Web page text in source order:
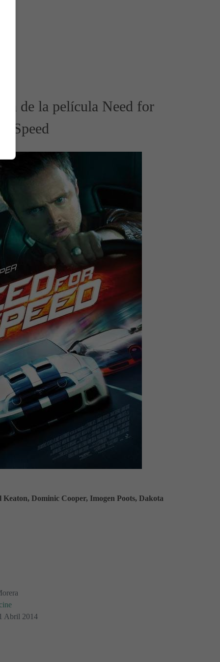
de la película Need for
Speed
Dominic Cooper, Imogen Poots, Dakota
Abril 2014